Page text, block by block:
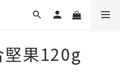
果120g